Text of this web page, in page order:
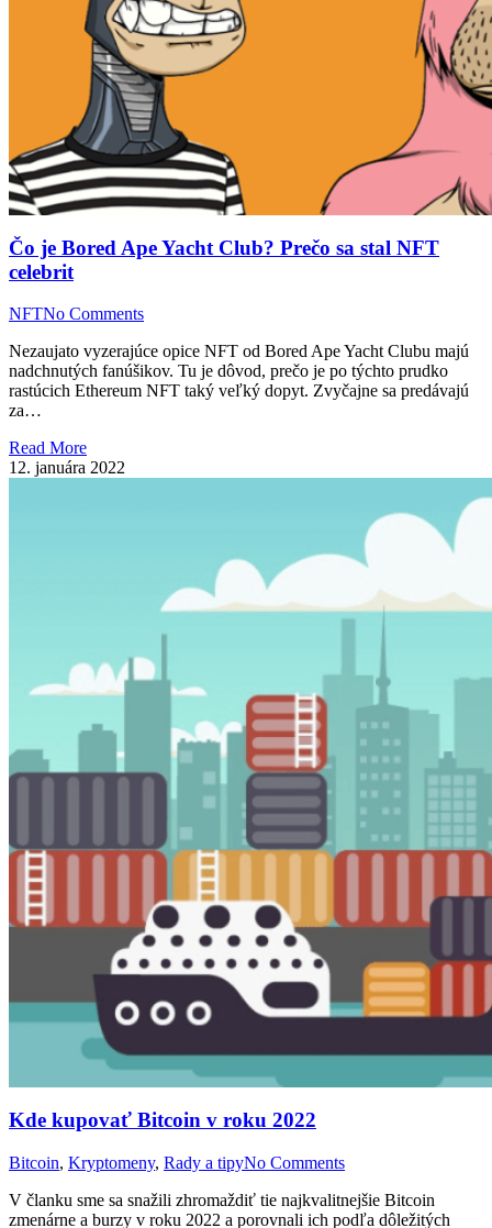
Čo je Bored Ape Yacht Club? Prečo sa stal NFT
celebrit
NFTNo Comments
Nezaujato vyzerajúce opice NFT od Bored Ape Yacht Clubu majú
nadchnutých fanúšikov. Tu je dôvod, prečo je po týchto prudko
rastúcich Ethereum NFT taký veľký dopyt. Zvyčajne sa predávajú
za…
Read More
12. januára 2022
Kde kupovať Bitcoin v roku 2022
Bitcoin, Kryptomeny, Rady a tipyNo Comments
V članku sme sa snažili zhromaždiť tie najkvalitnejšie Bitcoin
zmenárne a burzy v roku 2022 a porovnali ich podľa dôležitých